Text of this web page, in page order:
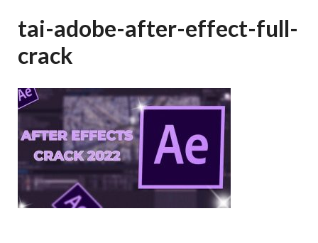
tai-adobe-after-effect-full-
crack